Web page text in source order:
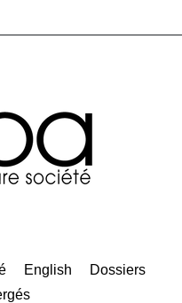
English
Dossiers